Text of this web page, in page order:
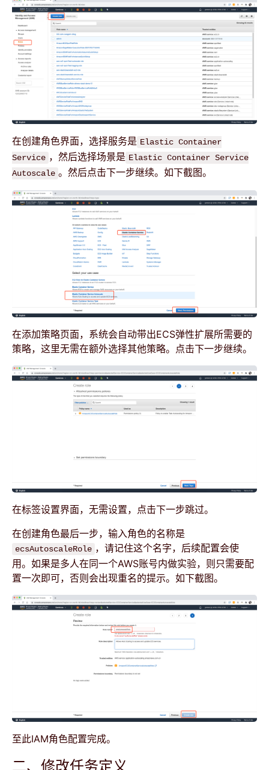
在创建角色界面，选择服务是 Elastic Container
Service ，然后选择场景是 Elastic Container Service
Autoscale 。然后点击下一步继续。如下截图。
在添加策略页面，系统会自动带出ECS弹性扩展所需要的
策略，这里无需在额外选择其他策略。点击下一步继续。
在标签设置界面，无需设置，点击下一步跳过。
在创建角色最后一步，输入角色的名称是
ecsAutoscaleRole ，请记住这个名字，后续配置会使
用。如果是多人在同一个AWS账号内做实验，则只需要配
置一次即可，否则会出现重名的提示。如下截图。
至此IAM角色配置完成。
二、修改任务定义